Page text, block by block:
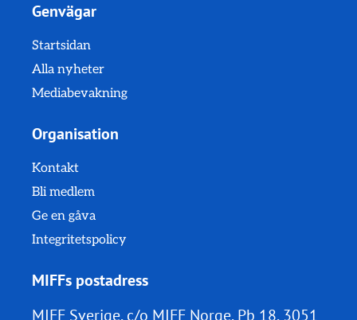
Genvägar
Startsidan
Alla nyheter
Mediabevakning
Organisation
Kontakt
Bli medlem
Ge en gåva
Integritetspolicy
MIFFs postadress
MIFF Sverige, c/o MIFF Norge, Pb 18, 3051